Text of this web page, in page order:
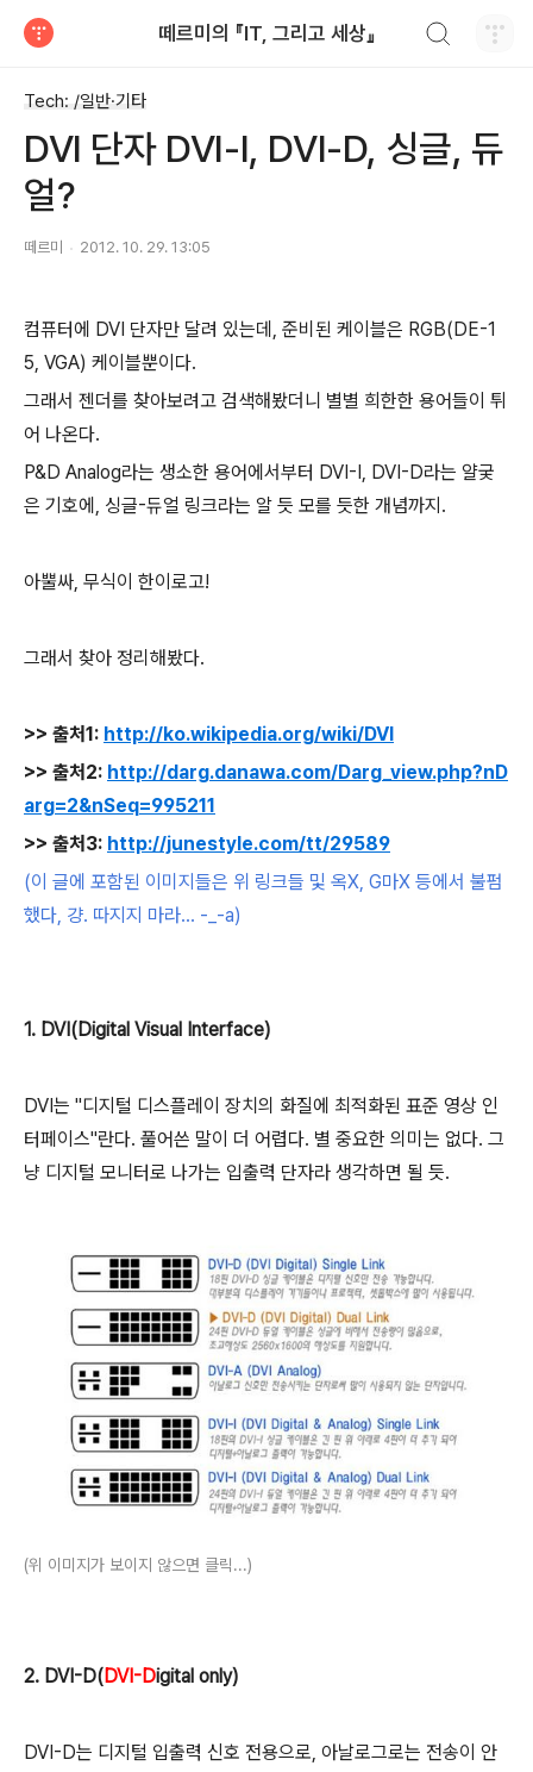
떼르미의 『IT, 그리고 세상』
Tech: /일반·기타
DVI 단자 DVI-I, DVI-D, 싱글, 듀
얼?
떼르미 2012. 10. 29. 13:05
컴퓨터에 DVI 단자만 달려 있는데, 준비된 케이블은 RGB(DE-1
5, VGA) 케이블뿐이다.
그래서 젠더를 찾아보려고 검색해봤더니 별별 희한한 용어들이 튀
어 나온다.
P&D Analog라는 생소한 용어에서부터 DVI-I, DVI-D라는 얄궂
은 기호에, 싱글-듀얼 링크라는 알 듯 모를 듯한 개념까지.
아뿔싸, 무식이 한이로고!
그래서 찾아 정리해봤다.
>> 출처1: http://ko.wikipedia.org/wiki/DVI
>> 출처2: http://darg.danawa.com/Darg_view.php?nD
arg=2&nSeq=995211
>> 출처3: http://junestyle.com/tt/29589
(이 글에 포함된 이미지들은 위 링크들 및 옥X, G마X 등에서 불펌
했다, 걍. 따지지 마라... -_-a)
1. DVI(Digital Visual Interface)
DVI는 "디지털 디스플레이 장치의 화질에 최적화된 표준 영상 인
터페이스"란다. 풀어쓴 말이 더 어렵다. 별 중요한 의미는 없다. 그
냥 디지털 모니터로 나가는 입출력 단자라 생각하면 될 듯.
(위 이미지가 보이지 않으면 클릭...)
2. DVI-D(DVI-Digital only)
DVI-D는 디지털 입출력 신호 전용으로, 아날로그로는 전송이 안